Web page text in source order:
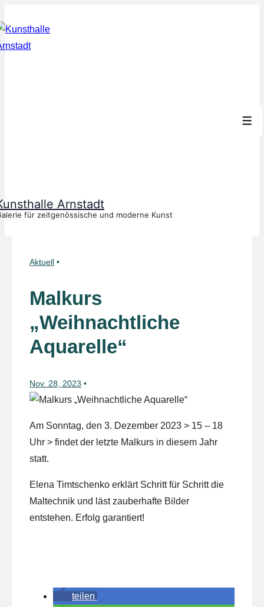
Zum
Inhalt
Arnstadt
für zeitgenössische und moderne Kunst
Aktuell
Malkurs
„Weihnachtliche
Aquarelle“
Nov. 28, 2023
Am Sonntag, den 3. Dezember 2023 > 15 – 18
Uhr > findet der letzte Malkurs in diesem Jahr
statt.
Elena Timtschenko erklärt Schritt für Schritt die
Maltechnik und läst zauberhafte Bilder
entstehen. Erfolg garantiert!
teilen